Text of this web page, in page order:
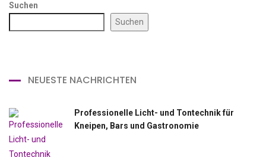
Suchen
Suchen
NEUESTE NACHRICHTEN
Professionelle Licht- und Tontechnik für
Kneipen, Bars und Gastronomie